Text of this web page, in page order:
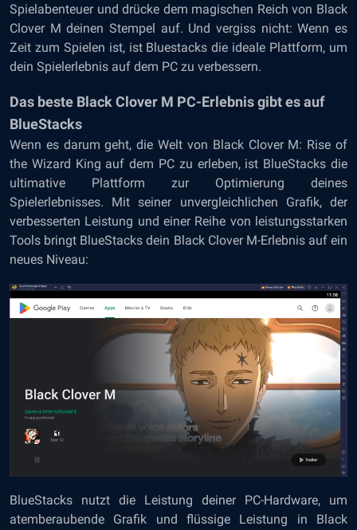
Spielabenteuer und drücke dem magischen Reich von Black
Clover M deinen Stempel auf. Und vergiss nicht: Wenn es
Zeit zum Spielen ist, ist Bluestacks die ideale Plattform, um
dein Spielerlebnis auf dem PC zu verbessern.
Das beste Black Clover M PC-Erlebnis gibt es auf
BlueStacks
Wenn es darum geht, die Welt von Black Clover M: Rise of
the Wizard King auf dem PC zu erleben, ist BlueStacks die
ultimative Plattform zur Optimierung deines
Spielerlebnisses. Mit seiner unvergleichlichen Grafik, der
verbesserten Leistung und einer Reihe von leistungsstarken
Tools bringt BlueStacks dein Black Clover M-Erlebnis auf ein
neues Niveau:
BlueStacks nutzt die Leistung deiner PC-Hardware, um
atemberaubende Grafik und flüssige Leistung in Black